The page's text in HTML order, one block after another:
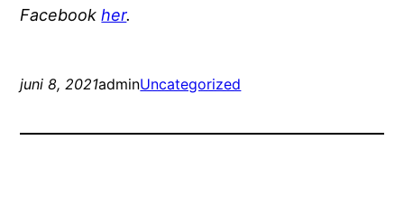
Facebookher.
juni 8, 2021adminUncategorized